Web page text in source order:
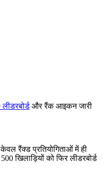
और रैंक आइकन जारी
रैंक्ड प्रतियोगिताओं में ही
खिलाड़ियों को फिर लीडरबोर्ड